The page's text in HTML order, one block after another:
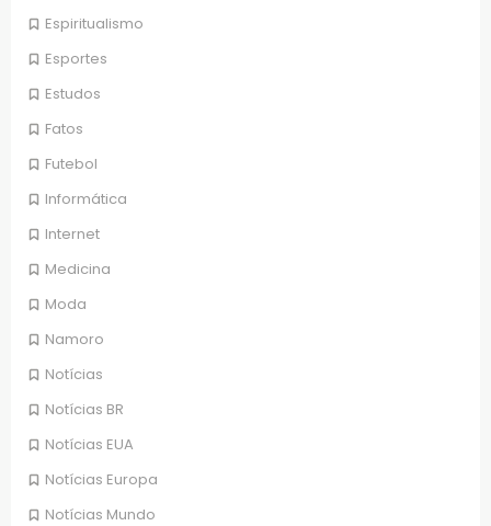
Espiritualismo
Esportes
Estudos
Fatos
Futebol
Informática
Internet
Medicina
Moda
Namoro
Notícias
Notícias BR
Notícias EUA
Notícias Europa
Notícias Mundo